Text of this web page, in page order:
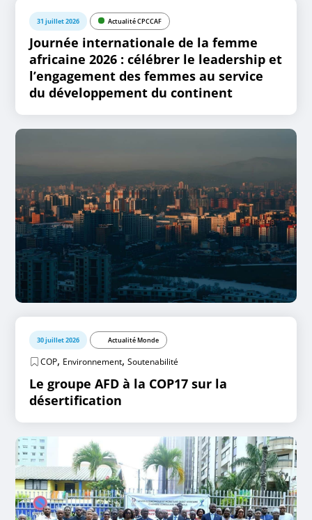
31 juillet 2026 Actualité CPCCAF
Journée internationale de la femme
africaine 2026 : célébrer le leadership et
l’engagement des femmes au service
du développement du continent
30 juillet 2026 Actualité Monde
COP, Environnement,Soutenabilité
Le groupe AFD à la COP17 sur la
désertification